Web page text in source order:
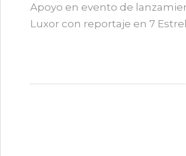
Apoyo en evento de
Luxor con reportaje en 7